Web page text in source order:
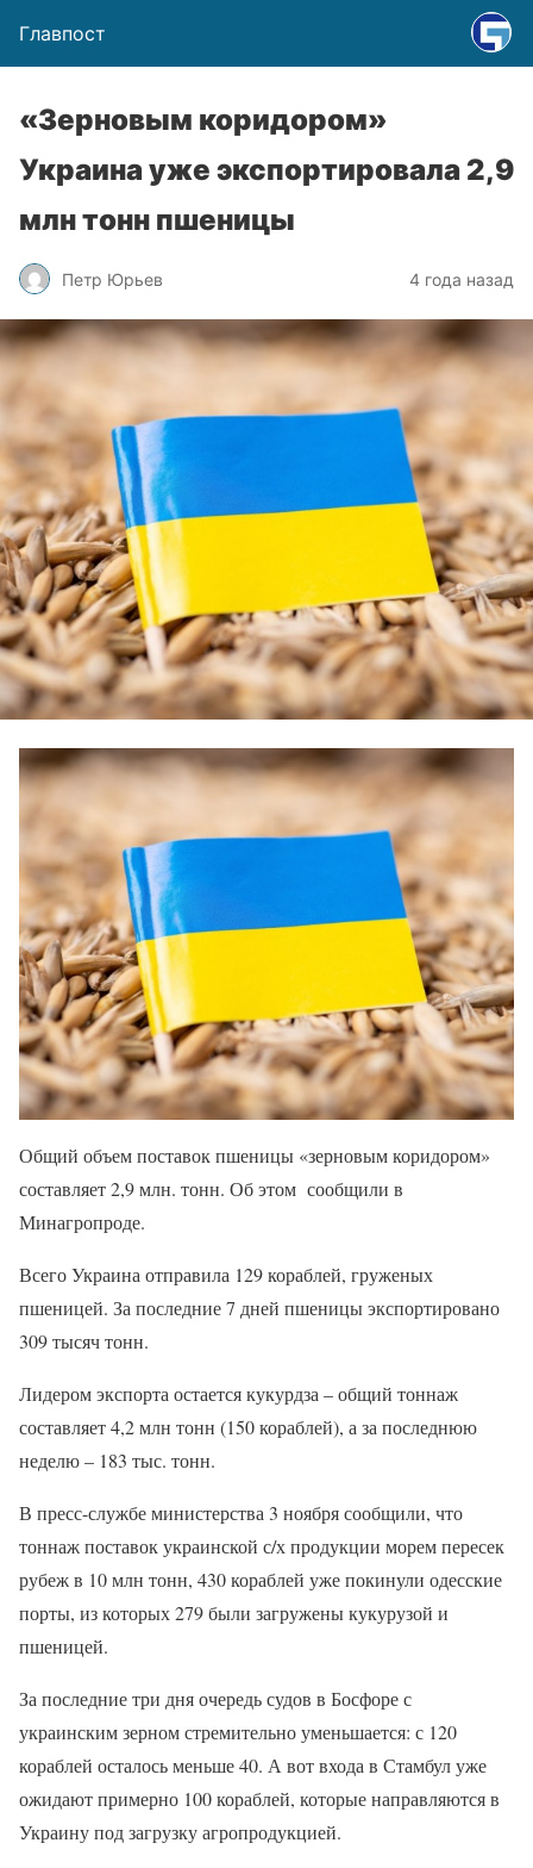
Главпост
«Зерновым коридором»
Украина уже экспортировала 2,9
млн тонн пшеницы
Петр Юрьев 4 года назад
Общий объем поставок пшеницы «зерновым коридором»
составляет 2,9 млн. тонн. Об этом сообщили в
Минагропроде.
Всего Украина отправила 129 кораблей, груженых
пшеницей. За последние 7 дней пшеницы экспортировано
309 тысяч тонн.
Лидером экспорта остается кукурдза – общий тоннаж
составляет 4,2 млн тонн (150 кораблей), а за последнюю
неделю – 183 тыс. тонн.
В пресс-службе министерства 3 ноября сообщили, что
тоннаж поставок украинской с/х продукции морем пересек
рубеж в 10 млн тонн, 430 кораблей уже покинули одесские
порты, из которых 279 были загружены кукурузой и
пшеницей.
За последние три дня очередь судов в Босфоре с
украинским зерном стремительно уменьшается: с 120
кораблей осталось меньше 40. А вот входа в Стамбул уже
ожидают примерно 100 кораблей, которые направляются в
Украину под загрузку агропродукцией.